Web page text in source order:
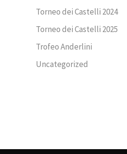
Torneo dei Castelli 2024
Torneo dei Castelli 2025
Trofeo Anderlini
Uncategorized